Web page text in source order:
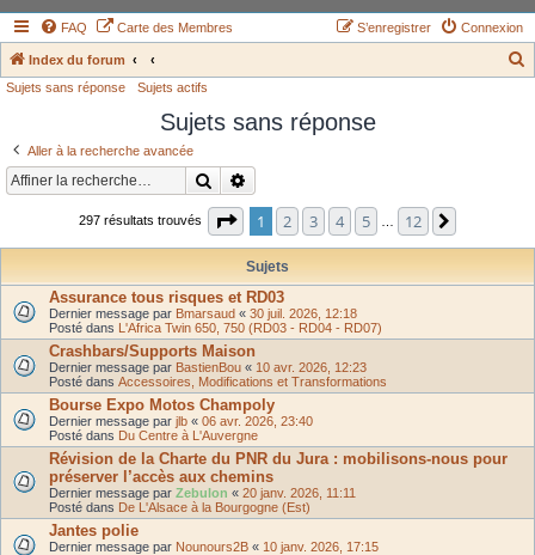
FAQ Carte des Membres Connexion
S’enregistrer
Index du forum
e
Sujets sans réponse Sujets actifs
Sujets sans réponse
Aller à la recherche avancée
Rechercher
297 résultats trouvés Page sur12
1 2 3 4 5 12
Sujets
Assurance tous risques et RD03
Dernier message par Bmarsaud « 30 juil. 2026, 12:18
Posté dans L'Africa Twin 650, 750 (RD03 - RD04 - RD07)
Crashbars/Supports Maison
Dernier message par BastienBou « 10 avr. 2026, 12:23
Posté dans Accessoires, Modifications et Transformations
Bourse Expo Motos Champoly
Dernier message par jlb « 06 avr. 2026, 23:40
Posté dans Du Centre à L'Auvergne
Révision de la Charte du PNR du Jura : mobilisons-nous pour
préserver l’accès aux chemins
Dernier message par Zebulon « 20 janv. 2026, 11:11
Posté dans De L'Alsace à la Bourgogne (Est)
Jantes polie
Dernier message par Nounours2B « 10 janv. 2026, 17:15